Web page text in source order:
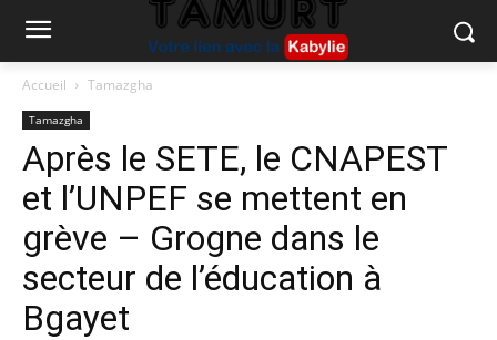
Accueil Tamazgha
Tamazgha
Après le SETE, le CNAPEST
et l’UNPEF se mettent en
grève – Grogne dans le
secteur de l’éducation à
Bgayet